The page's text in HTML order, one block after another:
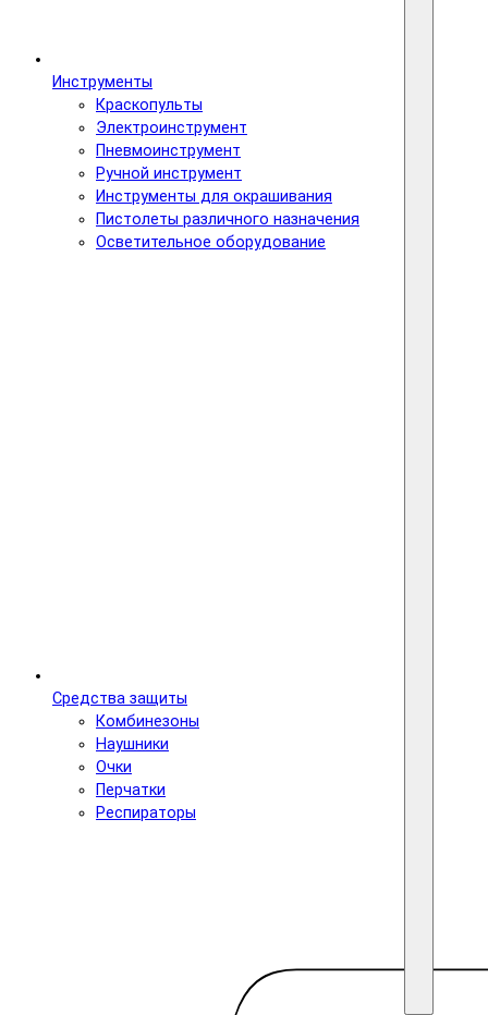
Инструменты
Краскопульты
Электроинструмент
Пневмоинструмент
Ручной инструмент
Инструменты для окрашивания
Пистолеты различного назначения
Осветительное оборудование
Средства защиты
Комбинезоны
Наушники
Очки
Перчатки
Респираторы